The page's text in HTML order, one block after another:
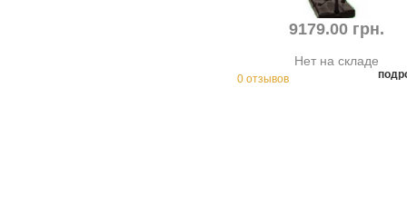
9179.00 грн.
Нет на складе
0 отзывов